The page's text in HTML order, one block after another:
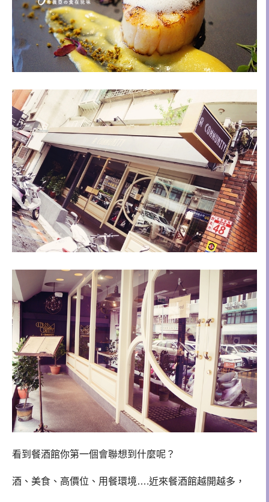
看到 餐酒館你第一個會聯想到什麼呢？
酒 、美食 、高價位 、用餐環境….近來餐酒館越開越多，